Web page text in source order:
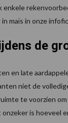
enkele
maïs in onze
de
en late
niet de
te voorzien
is hoeveel